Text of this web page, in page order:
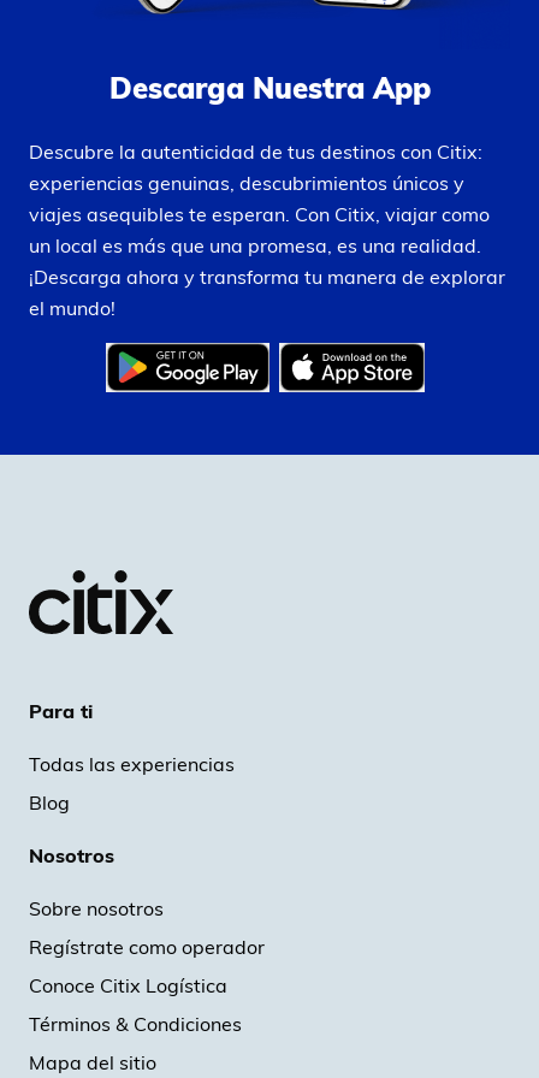
Descarga Nuestra App
Descubre la autenticidad de tus destinos con Citix:
experiencias genuinas, descubrimientos únicos y
viajes asequibles te esperan. Con Citix, viajar como
un local es más que una promesa, es una realidad.
¡Descarga ahora y transforma tu manera de explorar
el mundo!
Para ti
Todas las experiencias
Blog
Nosotros
Sobre nosotros
Regístrate como operador
Conoce Citix Logística
Términos & Condiciones
Mapa del sitio